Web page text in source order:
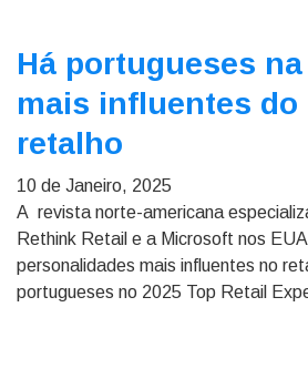
Há portugueses
mais influentes do
retalho
10 de Janeiro, 2025
A revista norte-americana
Rethink Retail e a Microsoft nos
personalidades mais influentes no
portugueses no 2025 Top Retail